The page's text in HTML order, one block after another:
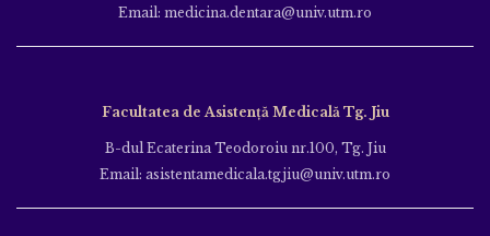
Email: medicina.dentara@univ.utm.ro
Facultatea de Asistență Medicală Tg. Jiu
B-dul Ecaterina Teodoroiu nr.100, Tg. Jiu
Email: asistentamedicala.tgjiu@univ.utm.ro